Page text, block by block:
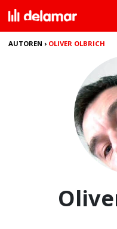
AUTOREN › OLIVER OLBRICH